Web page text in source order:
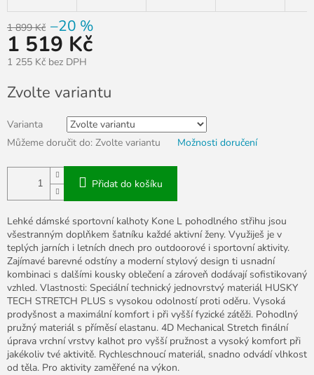
1 899 Kč –20 %
1 519 Kč
1 255 Kč bez DPH
cena:
Zvolte variantu
Varianta
Můžeme doručit do: Zvolte variantu Možnosti doručení
Přidat do košíku
Lehké dámské sportovní kalhoty Kone L pohodlného střihu jsou
všestranným doplňkem šatníku každé aktivní ženy. Využiješ je v
teplých jarních i letních dnech pro outdoorové i sportovní aktivity.
Zajímavé barevné odstíny a moderní stylový design ti usnadní
kombinaci s dalšími kousky oblečení a zároveň dodávají sofistikovaný
vzhled. Vlastnosti: Speciální technický jednovrstvý materiál HUSKY
TECH STRETCH PLUS s vysokou odolností proti oděru. Vysoká
prodyšnost a maximální komfort i při vyšší fyzické zátěži. Pohodlný
pružný materiál s příměsí elastanu. 4D Mechanical Stretch finální
úprava vrchní vrstvy kalhot pro vyšší pružnost a vysoký komfort při
jakékoliv tvé aktivitě. Rychleschnoucí materiál, snadno odvádí vlhkost
od těla. Pro aktivity zaměřené na výkon.